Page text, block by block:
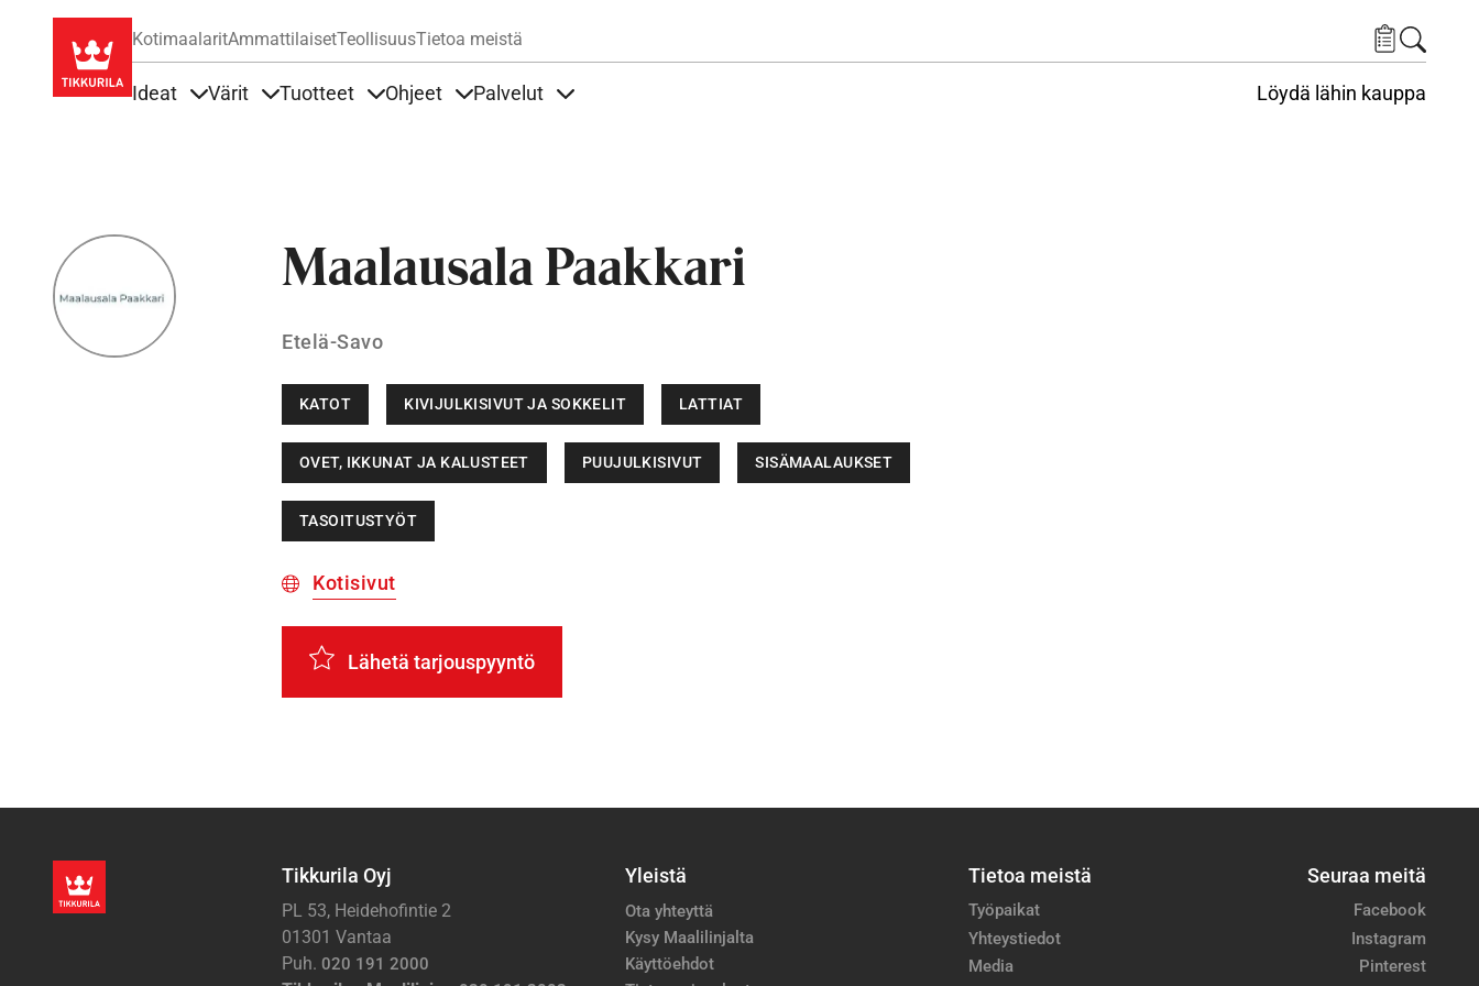
KotimaalaritAmmattilaisetTeollisuusTietoa meistä
Ideat Värit Tuotteet Ohjeet Palvelut Löydä lähin kauppa
Maalausala Paakkari
Etelä-Savo
KATOT KIVIJULKISIVUT JA SOKKELIT LATTIAT
OVET, IKKUNAT JA KALUSTEET PUUJULKISIVUT SISÄMAALAUKSET
TASOITUSTYÖT
Kotisivut
Lähetä tarjouspyyntö
Tikkurila Oyj
PL 53, Heidehofintie 2
01301 Vantaa
Puh. 020 191 2000
Yleistä
Ota yhteyttä
Kysy Maalilinjalta
Käyttöehdot
Tietoa meistä
Työpaikat
Yhteystiedot
Media
Seuraa meitä
Facebook
Instagram
Pinterest